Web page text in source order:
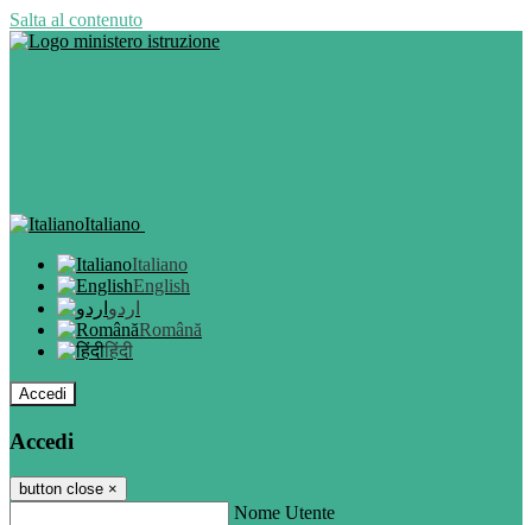
Salta al contenuto
Italiano
Italiano
English
اردو
Română
हिंदी
Accedi
Accedi
button close ×
Nome Utente